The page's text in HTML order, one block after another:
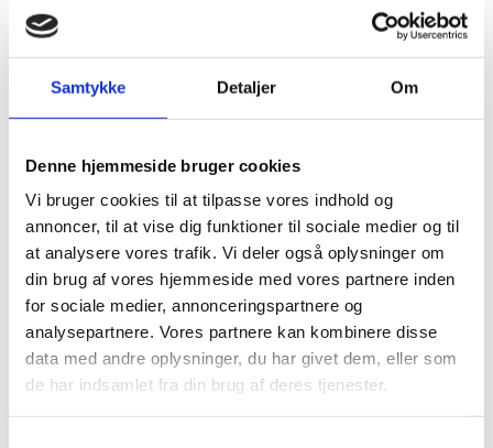
Samtykke Detaljer Om
Denne hjemmeside bruger cookies
Vi bruger cookies til at tilpasse vores indhold og
annoncer, til at vise dig funktioner til sociale medier og til
at analysere vores trafik. Vi deler også oplysninger om
din brug af vores hjemmeside med vores partnere inden
for sociale medier, annonceringspartnere og
analysepartnere. Vores partnere kan kombinere disse
data med andre oplysninger, du har givet dem, eller som
de har indsamlet fra din brug af deres tjenester.
Udendørs brusere
Hvidt glas afløb
Pedal systemer
Haven
Udendørs indretning
Bål og grill
Solcelleanlæg
Luksus have Pavilloner
Tilbehør til luksus pavilloner
Havepavilloner
Art Deco Have pavilloner